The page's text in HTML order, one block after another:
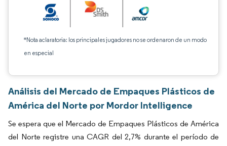
*Nota aclaratoria: los principales jugadores no se ordenaron de un modo
en especial
Análisis del Mercado de Empaques Plásticos de
América del Norte por Mordor Intelligence
Se espera que el Mercado de Empaques Plásticos de América
del Norte registre una CAGR del 2,7% durante el período de